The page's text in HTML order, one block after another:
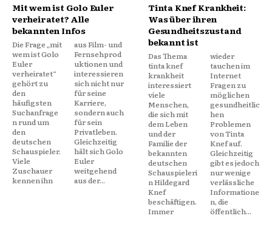
Mit wem ist Golo Euler
verheiratet? Alle
bekannten Infos
Die Frage „mit
wem ist Golo
Euler
verheiratet“
gehört zu
den
häufigsten
Suchanfrage
n rund um
den
deutschen
Schauspieler.
Viele
Zuschauer
kennen ihn
aus Film- und
Fernsehprod
uktionen und
interessieren
sich nicht nur
für seine
Karriere,
sondern auch
für sein
Privatleben.
Gleichzeitig
hält sich Golo
Euler
weitgehend
aus der...
Tinta Knef Krankheit:
Was über ihren
Gesundheitszustand
bekannt ist
Das Thema
tinta knef
krankheit
interessiert
viele
Menschen,
die sich mit
dem Leben
und der
Familie der
bekannten
deutschen
Schauspieleri
n Hildegard
Knef
beschäftigen.
Immer
wieder
tauchen im
Internet
Fragen zu
möglichen
gesundheitlic
hen
Problemen
von Tinta
Knef auf.
Gleichzeitig
gibt es jedoch
nur wenige
verlässliche
Informatione
n, die
öffentlich...